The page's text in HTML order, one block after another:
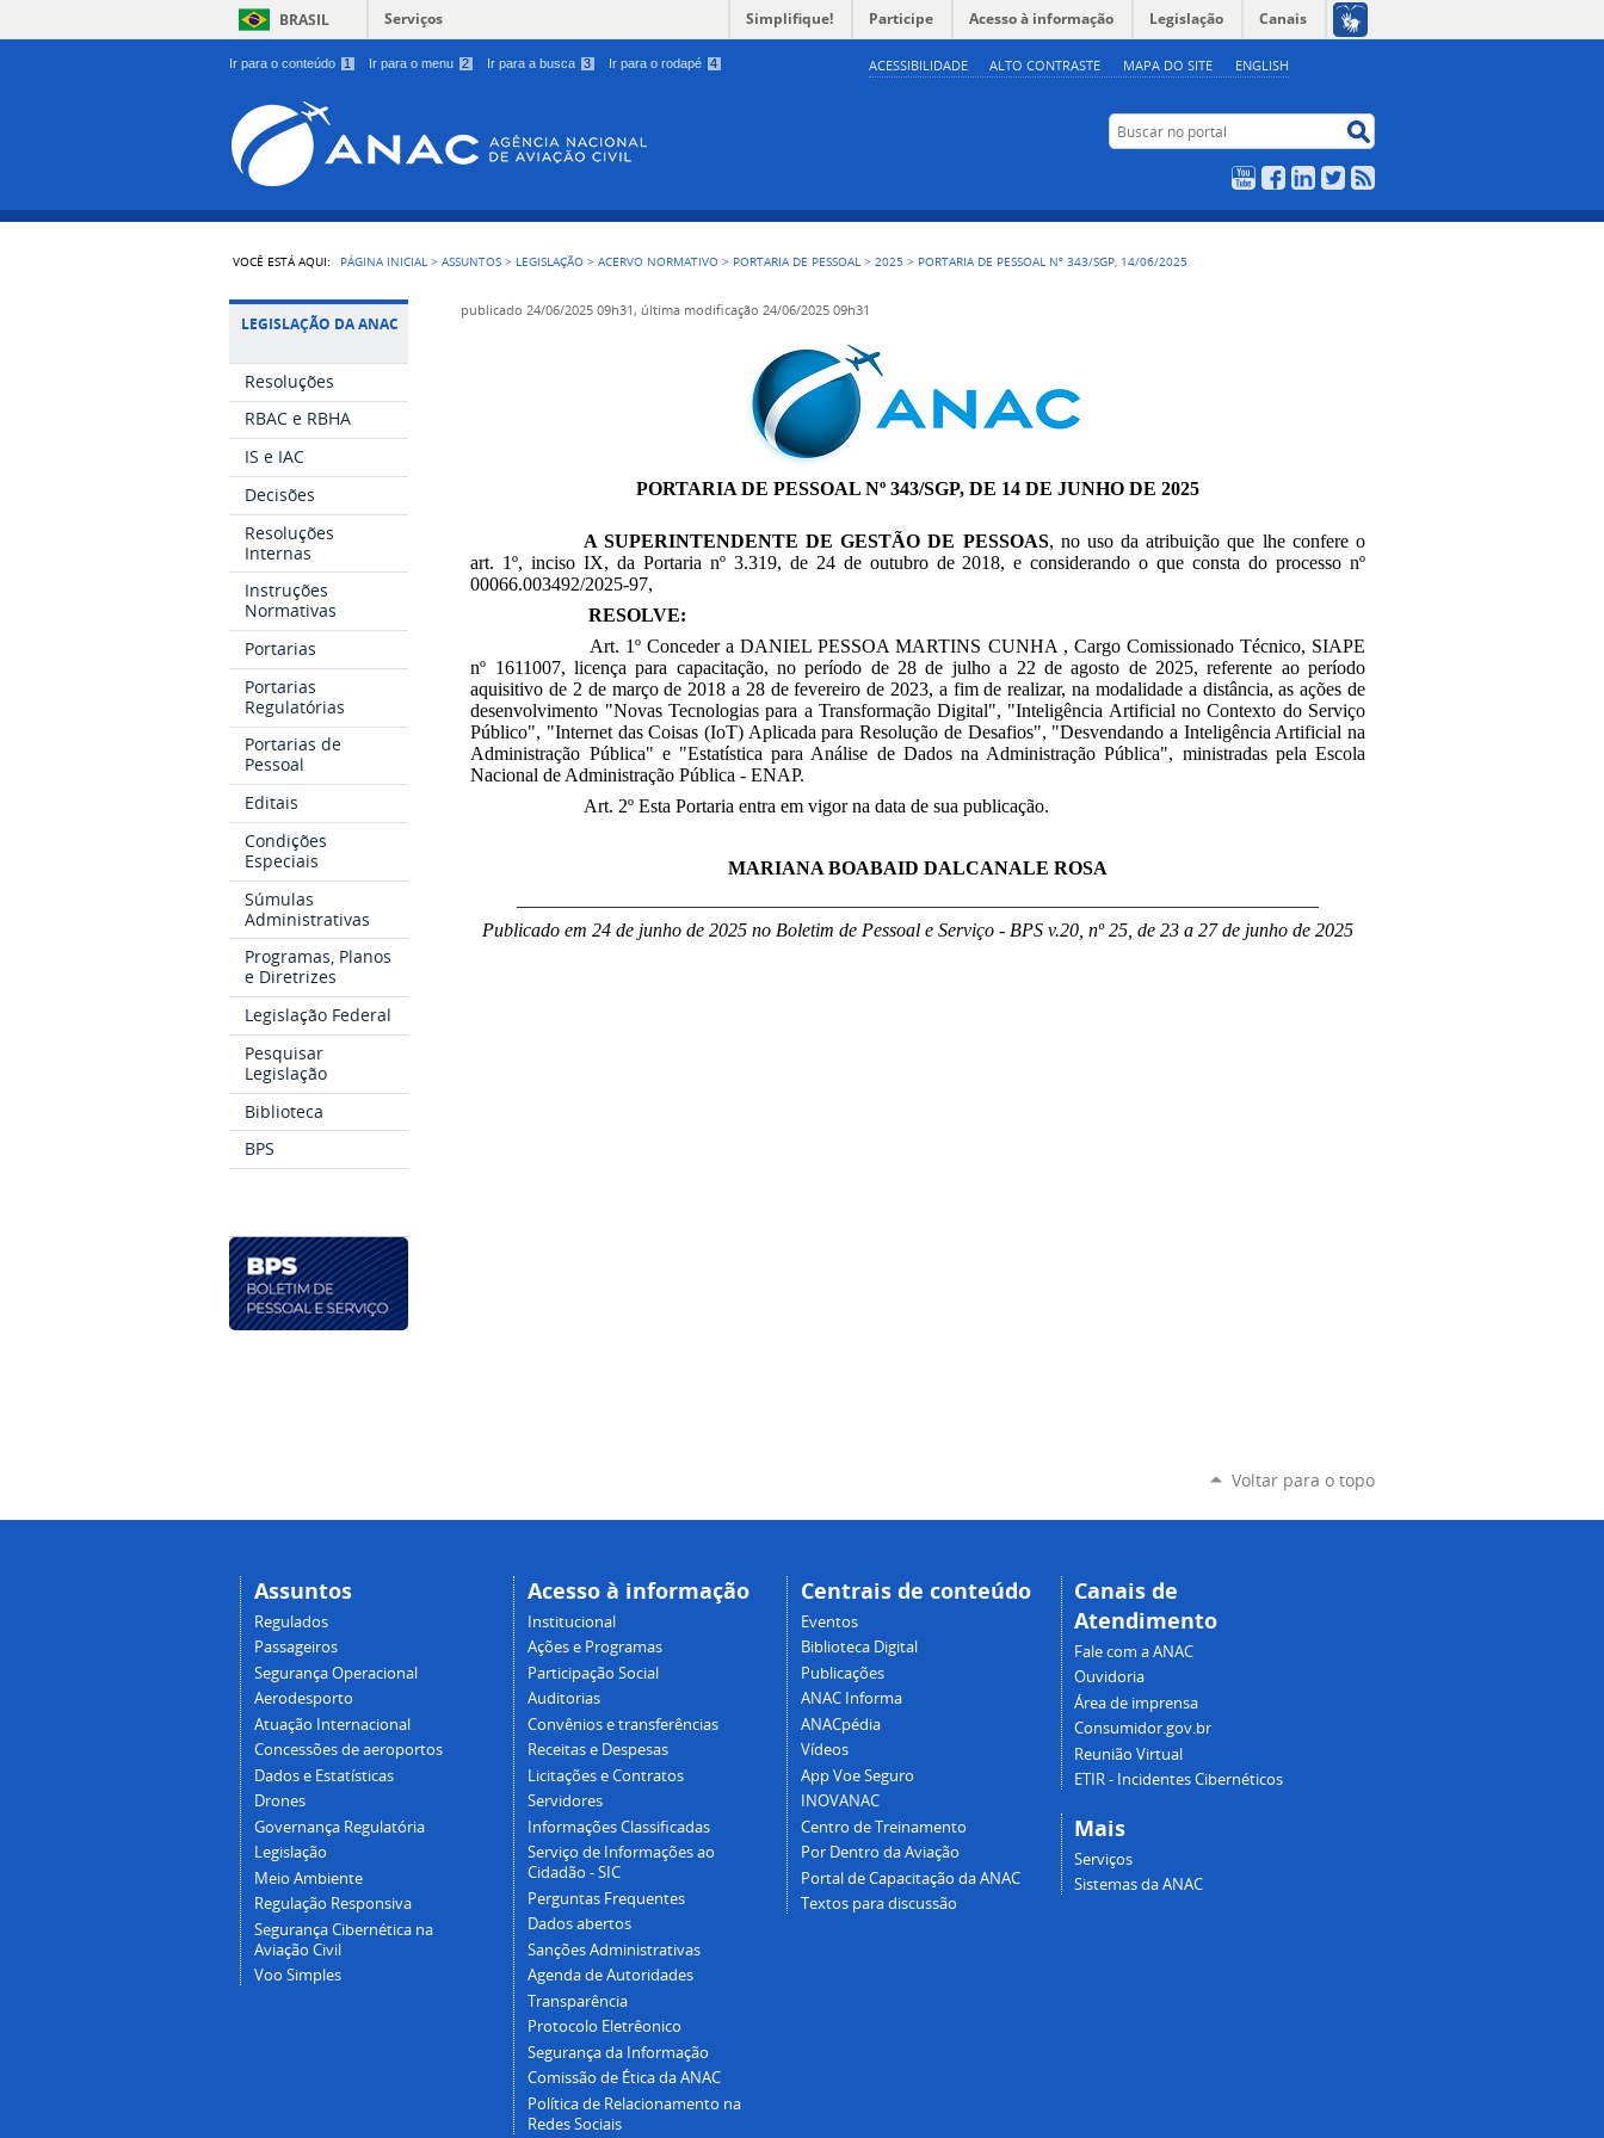
Ir para o conteúdo 1 Ir para o menu 2 Ir para a busca 3 Ir para o rodapé 4 ACESSIBILIDADE ALTO CONTRASTE MAPA DO SITE ENGLISH
BRASIL Serviços Simplifique! Participe Acesso à informação Legislação Canais
Buscar no portal
YouTubeFacebookLinkedIn
Twitter
VOCÊ ESTÁ AQUI: PÁGINA INICIAL >ASSUNTOS > LEGISLAÇÃO >ACERVO NORMATIVO > PORTARIA DE PESSOAL >2025 > PORTARIA DE PESSOAL Nº 343/SGP, 14/06/2025
LEGISLAÇÃO DA ANAC
Resoluções
RBAC e RBHA
IS e IAC
Decisões
Resoluções
Internas
Instruções
Normativas
Portarias
Portarias
Regulatórias
Portarias de
Pessoal
Editais
Condições
Especiais
Súmulas
Administrativas
Programas, Planos
e Diretrizes
Legislação Federal
Pesquisar
Legislação
Biblioteca
BPS
publicado 24/06/2025 09h31, última modificação 24/06/2025 09h31
PORTARIA DE PESSOAL Nº 343/SGP, DE 14 DE JUNHO DE 2025
A SUPERINTENDENTE DE GESTÃO DE PESSOAS, no uso da atribuição que lhe confere o
art. 1º, inciso IX, da Portaria nº 3.319, de 24 de outubro de 2018, e considerando o que consta do processo nº
00066.003492/2025-97,
RESOLVE:
Art. 1º Conceder aDANIEL PESSOA MARTINS CUNHA , Cargo Comissionado Técnico, SIAPE
nº 1611007, licença para capacitação, no período de 28 de julho a 22 de agosto de 2025, referente ao período
aquisitivo de 2 de março de 2018 a 28 de fevereiro de 2023, a fim de realizar, na modalidade a distância, as ações de
desenvolvimento "Novas Tecnologias para a Transformação Digital", "Inteligência Artificial no Contexto do Serviço
Público", "Internet das Coisas (IoT) Aplicada para Resolução de Desafios", "Desvendando a Inteligência Artificial na
Administração Pública" e "Estatística para Análise de Dados na Administração Pública", ministradas pela Escola
Nacional de Administração Pública - ENAP.
Art. 2º Esta Portaria entra em vigor na data de sua publicação.
MARIANA BOABAID DALCANALE ROSA
Publicado em 24 de junho de 2025 no Boletim de Pessoal e Serviço - BPS v.20, nº 25, de 23 a 27 de junho de 2025
Voltar para o topo
Assuntos
Regulados
Passageiros
Segurança Operacional
Aerodesporto
Atuação Internacional
Concessões de aeroportos
Dados e Estatísticas
Drones
Governança Regulatória
Legislação
Meio Ambiente
Regulação Responsiva
Segurança Cibernética na
Aviação Civil
Voo Simples
Acesso à informação
Institucional
Ações e Programas
Participação Social
Auditorias
Convênios e transferências
Receitas e Despesas
Licitações e Contratos
Servidores
Informações Classificadas
Serviço de Informações ao
Cidadão - SIC
Perguntas Frequentes
Dados abertos
Sanções Administrativas
Agenda de Autoridades
Transparência
Protocolo Eletrêonico
Segurança da Informação
Comissão de Ética da ANAC
Política de Relacionamento na
Redes Sociais
Centrais de conteúdo
Eventos
Biblioteca Digital
Publicações
ANAC Informa
ANACpédia
Vídeos
App Voe Seguro
INOVANAC
Centro de Treinamento
Por Dentro da Aviação
Portal de Capacitação da ANAC
Textos para discussão
Canais de
Atendimento
Fale com a ANAC
Ouvidoria
Área de imprensa
Consumidor.gov.br
Reunião Virtual
ETIR - Incidentes Cibernéticos
Mais
Serviços
Sistemas da ANAC